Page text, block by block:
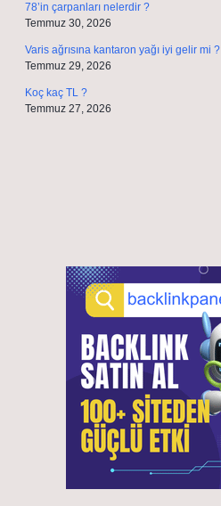
78’in çarpanları nelerdir ?
Temmuz 30, 2026
Varis ağrısına kantaron yağı iyi gelir mi ?
Temmuz 29, 2026
Koç kaç TL ?
Temmuz 27, 2026